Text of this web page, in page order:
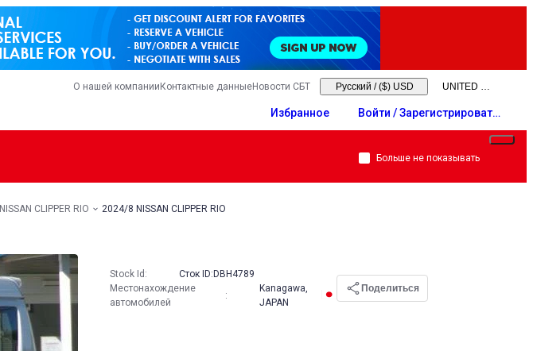
О нашей компанииКонтактные данныеНовости СБТ Русский / ($) USD
Избранное
Войти / Зарегистрировать
ся
Больше не показывать
NISSAN CLIPPER RIO 2024/8 NISSAN CLIPPER RIO
Stock Id: Сток ID: DBH4789
Местонахождение
автомобилей
:
Kanagawa,
JAPAN
Поделиться